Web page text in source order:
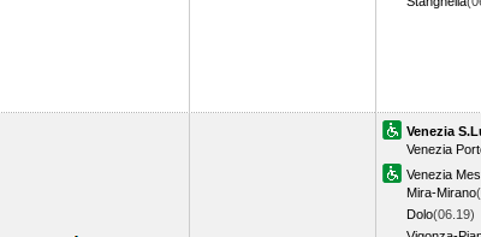
Venezia
Venezia
Venezia
Mira-Mirano
Dolo(06.19)